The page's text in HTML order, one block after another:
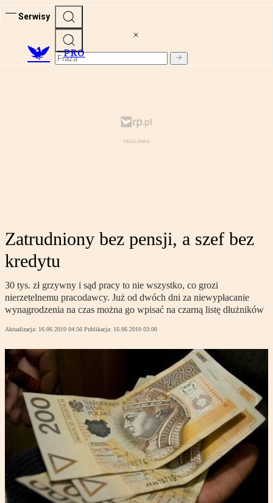
Serwisy
PRO
Zatrudniony bez pensji, a szef bez
kredytu
30 tys. zł grzywny i sąd pracy to nie wszystko, co grozi
nierzetelnemu pracodawcy. Już od dwóch dni za niewypłacanie
wynagrodzenia na czas można go wpisać na czarną listę dłużników
Aktualizacja: 16.06.2010 04:56 Publikacja: 16.06.2010 03:00